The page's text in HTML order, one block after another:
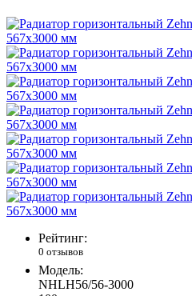
Рейтинг:
0 отзывов
Модель:
NHLH56/56-3000